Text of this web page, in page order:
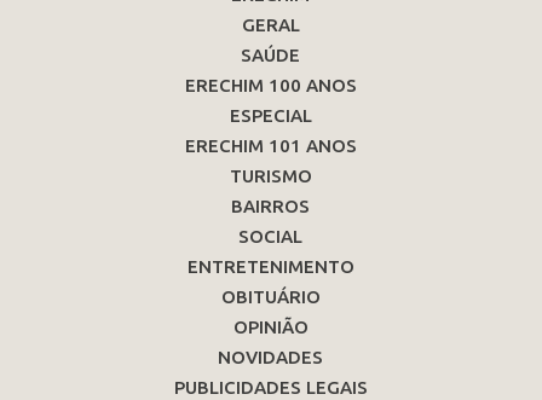
GERAL
SAÚDE
ERECHIM 100 ANOS
ESPECIAL
ERECHIM 101 ANOS
TURISMO
BAIRROS
SOCIAL
ENTRETENIMENTO
OBITUÁRIO
OPINIÃO
NOVIDADES
PUBLICIDADES LEGAIS